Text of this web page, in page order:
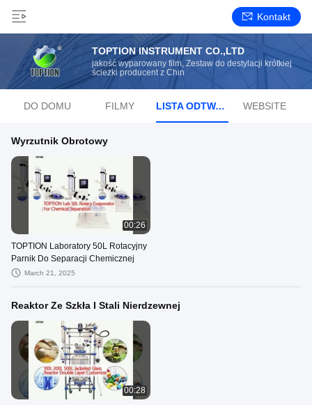
Kontakt
TOPTION INSTRUMENT CO.,LTD
jakość wyparowany film, Zestaw do destylacji krótkiej
ścieżki producent z Chin
DO DOMU FILMY LISTA ODTWARZANIA WEBSITE
Wyrzutnik Obrotowy
00:26
TOPTION Laboratory 50L Rotacyjny
Parnik Do Separacji Chemicznej
March 21, 2025
Reaktor Ze Szkła I Stali Nierdzewnej
00:28